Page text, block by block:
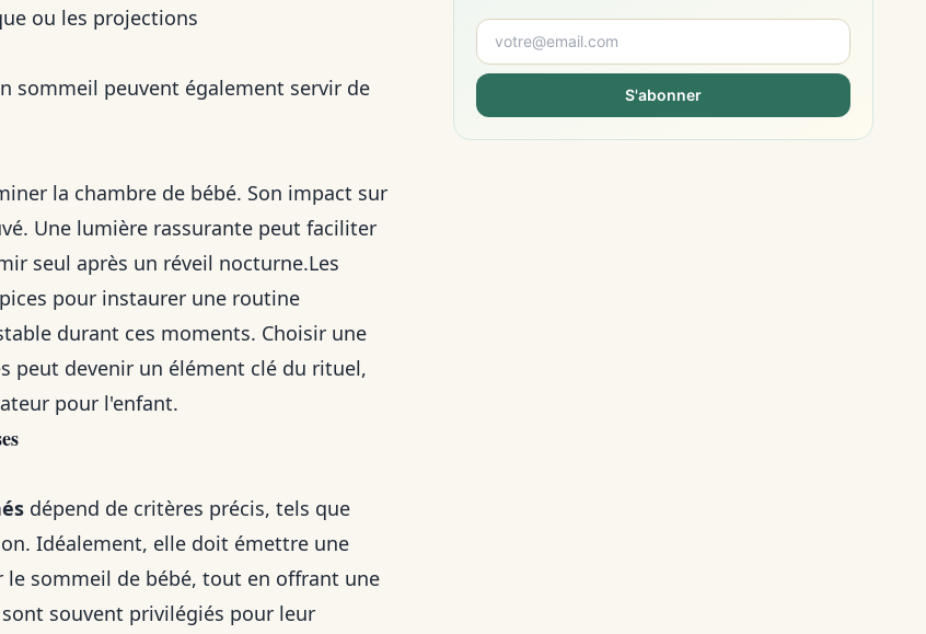
ou les projections
sommeil peuvent également servir de
la chambre de bébé. Son impact sur
Une lumière rassurante peut faciliter
seul après un réveil nocturne.Les
pour instaurer une routine
durant ces moments. Choisir une
peut devenir un élément clé du rituel,
pour l'enfant.
dépend de critères précis, tels que
Idéalement, elle doit émettre une
sommeil de bébé, tout en offrant une
souvent privilégiés pour leur
S'abonner